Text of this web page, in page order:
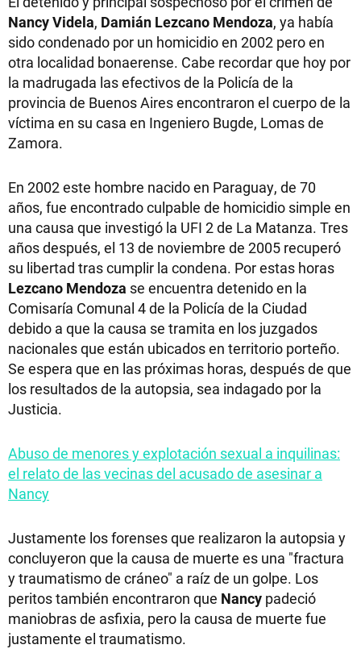
Nancy Videla, Damián Lezcano Mendoza, ya había
sido condenado por un homicidio en 2002 pero en
otra localidad bonaerense. Cabe recordar que hoy por
la madrugada las efectivos de la Policía de la
provincia de Buenos Aires encontraron el cuerpo de la
víctima en su casa en Ingeniero Bugde, Lomas de
Zamora.
En 2002 este hombre nacido en Paraguay, de 70
años, fue encontrado culpable de homicidio simple en
una causa que investigó la UFI 2 de La Matanza. Tres
años después, el 13 de noviembre de 2005 recuperó
su libertad tras cumplir la condena. Por estas horas
Lezcano Mendoza se encuentra detenido en la
Comisaría Comunal 4 de la Policía de la Ciudad
debido a que la causa se tramita en los juzgados
nacionales que están ubicados en territorio porteño.
Se espera que en las próximas horas, después de que
los resultados de la autopsia, sea indagado por la
Justicia.
Abuso de menores y explotación sexual a inquilinas:
el relato de las vecinas del acusado de asesinar a
Nancy
Justamente los forenses que realizaron la autopsia y
concluyeron que la causa de muerte es una "fractura
y traumatismo de cráneo" a raíz de un golpe. Los
peritos también encontraron que Nancy padeció
maniobras de asfixia, pero la causa de muerte fue
justamente el traumatismo.